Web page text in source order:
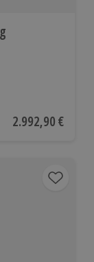
Aktueller Preis
2.992,90 €